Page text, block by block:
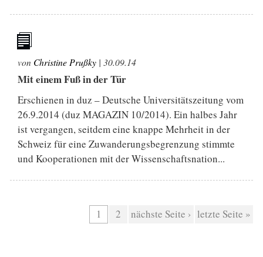
von Christine Prußky | 30.09.14
Mit einem Fuß in der Tür
Erschienen in duz – Deutsche Universitätszeitung vom
26.9.2014 (duz MAGAZIN 10/2014). Ein halbes Jahr
ist vergangen, seitdem eine knappe Mehrheit in der
Schweiz für eine Zuwanderungsbegrenzung stimmte
und Kooperationen mit der Wissenschaftsnation...
1 2 nächste Seite › letzte Seite »